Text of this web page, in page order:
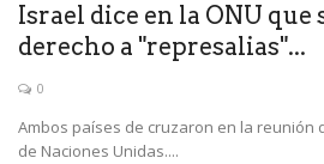
Israel dice en la ONU que
derecho a "represalias"...
0
Ambos países de cruzaron en la reunión
de Naciones Unidas....